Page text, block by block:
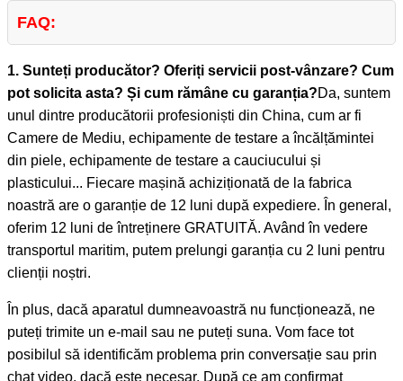
FAQ:
1. Sunteți producător? Oferiți servicii post-vânzare? Cum
pot solicita asta? Și cum rămâne cu garanția?Da, suntem
unul dintre producătorii profesioniști din China, cum ar fi
Camere de Mediu, echipamente de testare a încălțămintei
din piele, echipamente de testare a cauciucului și
plasticului... Fiecare mașină achiziționată de la fabrica
noastră are o garanție de 12 luni după expediere. În general,
oferim 12 luni de întreținere GRATUITĂ. Având în vedere
transportul maritim, putem prelungi garanția cu 2 luni pentru
clienții noștri.
În plus, dacă aparatul dumneavoastră nu funcționează, ne
puteți trimite un e-mail sau ne puteți suna. Vom face tot
posibilul să identificăm problema prin conversație sau prin
chat video, dacă este necesar. După ce am confirmat